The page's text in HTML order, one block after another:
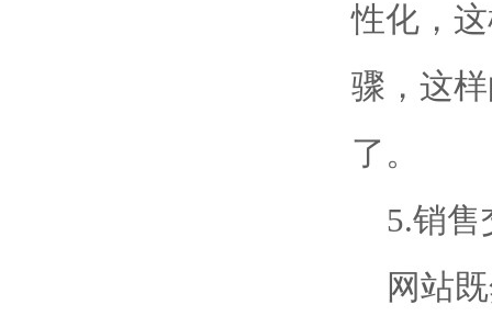
性化，
骤，这
了。
5.销售
网站既